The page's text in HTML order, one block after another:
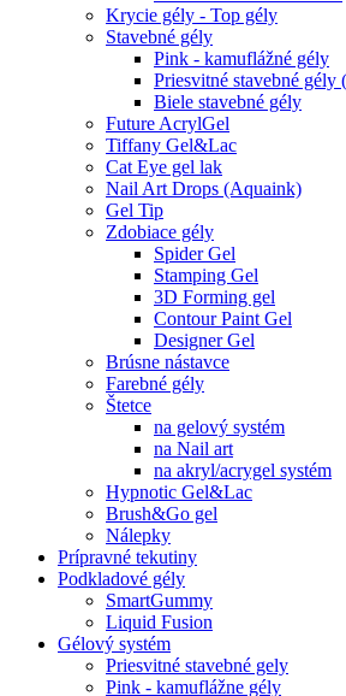
Krycie gély - Top gély
Stavebné gély
Pink - kamuflážné gély
Priesvitné stavebné
Biele stavebné gély
Future AcrylGel
Tiffany Gel&Lac
Cat Eye gel lak
Nail Art Drops (Aquaink)
Gel Tip
Zdobiace gély
Spider Gel
Stamping Gel
3D Forming gel
Contour Paint Gel
Designer Gel
Brúsne nástavce
Farebné gély
Štetce
na gelový systém
na Nail art
na akryl/acrygel systém
Hypnotic Gel&Lac
Brush&Go gel
Nálepky
Prípravné tekutiny
Podkladové gély
SmartGummy
Liquid Fusion
Gélový systém
Priesvitné stavebné gely
Pink - kamuflážne gély